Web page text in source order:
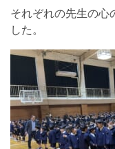
それぞれの先生の心
した。